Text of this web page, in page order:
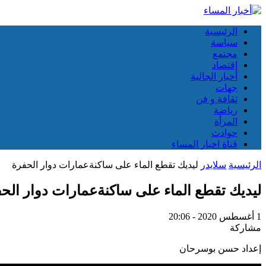
الرئيسية
سياسة
مجتمع
إقتصاد
أخبار الجالية
جهات
ثقافة و فن
رياضة
المرأة
حوادث
قناة اخبار المساء
الرئيسية سلايدر ليديك تقطع الماء على ساكنةعمارات دوار الحفرة
ليديك تقطع الماء على ساكنةعمارات دوار
1 أغسطس 2020 - 20:06
مشاركة
إعداد حسن بوسرحان